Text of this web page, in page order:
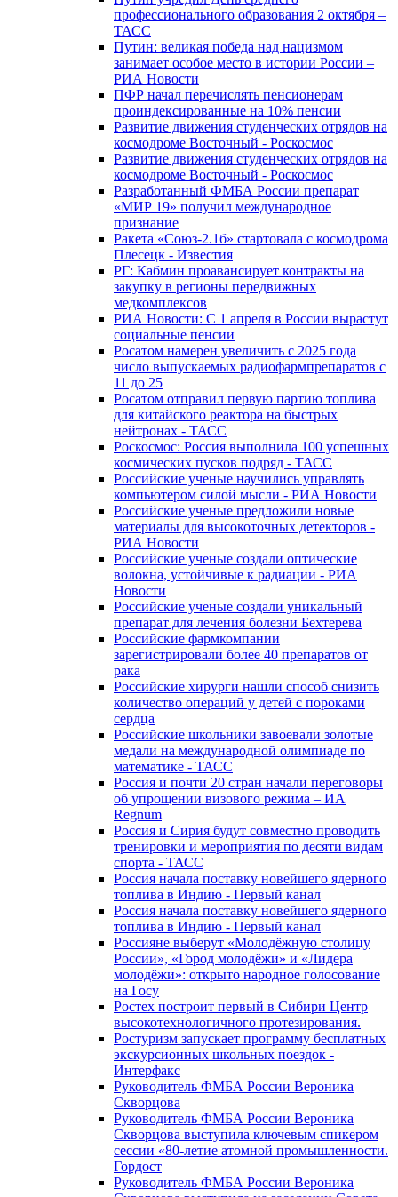
профессионального образования 2 октября –
ТАСС
Путин: великая победа над нацизмом
занимает особое место в истории России –
РИА Новости
ПФР начал перечислять пенсионерам
проиндексированные на 10% пенсии
Развитие движения студенческих отрядов на
космодроме Восточный - Роскосмос
Развитие движения студенческих отрядов на
космодроме Восточный - Роскосмос
Разработанный ФМБА России препарат
«МИР 19» получил международное
признание
Ракета «Союз-2.1б» стартовала с космодрома
Плесецк - Известия
РГ: Кабмин проавансирует контракты на
закупку в регионы передвижных
медкомплексов
РИА Новости: С 1 апреля в России вырастут
социальные пенсии
Росатом намерен увеличить с 2025 года
число выпускаемых радиофармпрепаратов с
11 до 25
Росатом отправил первую партию топлива
для китайского реактора на быстрых
нейтронах - ТАСС
Роскосмос: Россия выполнила 100 успешных
космических пусков подряд - ТАСС
Российские ученые научились управлять
компьютером силой мысли - РИА Новости
Российские ученые предложили новые
материалы для высокоточных детекторов -
РИА Новости
Российские ученые создали оптические
волокна, устойчивые к радиации - РИА
Новости
Российские ученые создали уникальный
препарат для лечения болезни Бехтерева
Российские фармкомпании
зарегистрировали более 40 препаратов от
рака
Российские хирурги нашли способ снизить
количество операций у детей с пороками
сердца
Российские школьники завоевали золотые
медали на международной олимпиаде по
математике - ТАСС
Россия и почти 20 стран начали переговоры
об упрощении визового режима – ИА
Regnum
Россия и Сирия будут совместно проводить
тренировки и мероприятия по десяти видам
спорта - ТАСС
Россия начала поставку новейшего ядерного
топлива в Индию - Первый канал
Россия начала поставку новейшего ядерного
топлива в Индию - Первый канал
Россияне выберут «Молодёжную столицу
России», «Город молодёжи» и «Лидера
молодёжи»: открыто народное голосование
на Госу
Ростех построит первый в Сибири Центр
высокотехнологичного протезирования.
Ростуризм запускает программу бесплатных
экскурсионных школьных поездок -
Интерфакс
Руководитель ФМБА России Вероника
Скворцова
Руководитель ФМБА России Вероника
Скворцова выступила ключевым спикером
сессии «80-летие атомной промышленности.
Гордост
Руководитель ФМБА России Вероника